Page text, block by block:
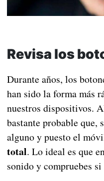
Revisa los
Durante años, los
han sido la forma más
nuestros dispositivos.
bastante probable que,
alguno y puesto el
total. Lo ideal es que
sonido y compruebes